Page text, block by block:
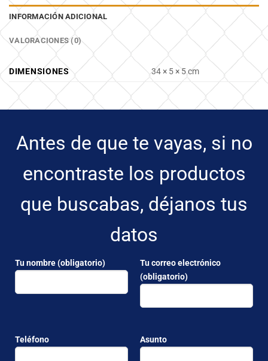
INFORMACIÓN ADICIONAL
VALORACIONES (0)
DIMENSIONES 34 × 5 × 5 cm
Antes de que te vayas, si no
encontraste los productos
que buscabas, déjanos tus
datos
Tu nombre (obligatorio)
Tu correo electrónico
(obligatorio)
Teléfono Asunto